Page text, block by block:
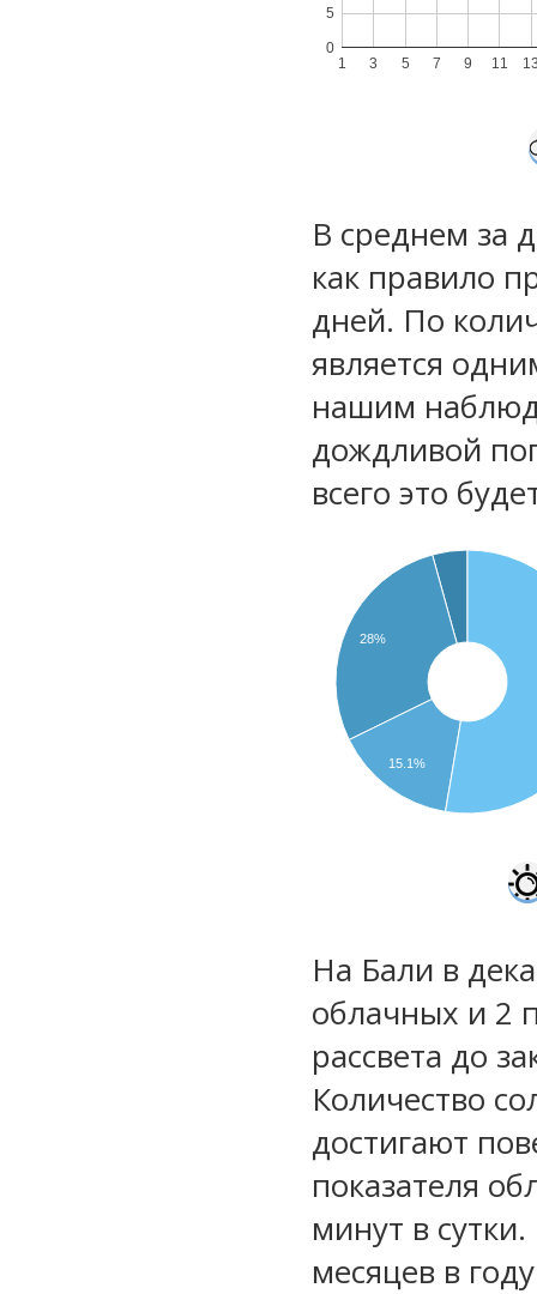
1 3 5 7 9 11
0
5
В среднем за
как правило
дней. По
является
нашим
дождливой
всего это
28%
15.1%
На Бали в
облачных и 2
рассвета до
Количество
достигают
показателя
минут в
месяцев в